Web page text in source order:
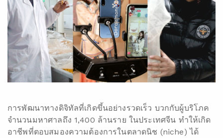
การพัฒนาทางดิจิทัลที่เกิดขึ้นอย่างรวดเร็ว บวกกับผู้บริโภค
จำนวนมหาศาลถึง 1,400 ล้านราย ในประเทศจีน ทำให้เกิด
อาชีพที่ตอบสมองความต้องการในตลาดนิช (niche) ได้